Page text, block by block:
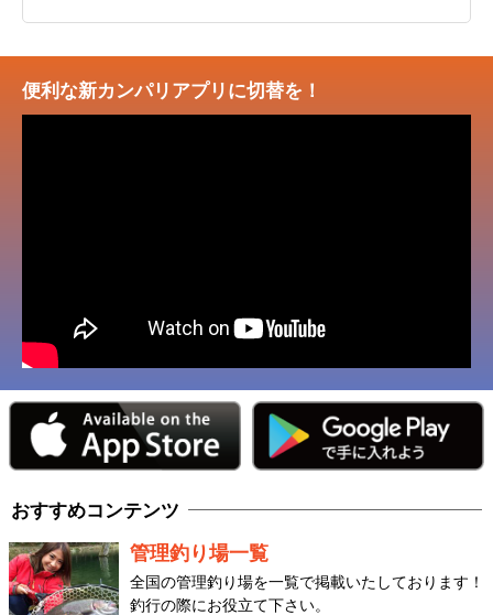
便利な新カンパリアプリに切替を！
おすすめコンテンツ
管理釣り場一覧
全国の管理釣り場を一覧で掲載いたしております！
釣行の際にお役立て下さい。